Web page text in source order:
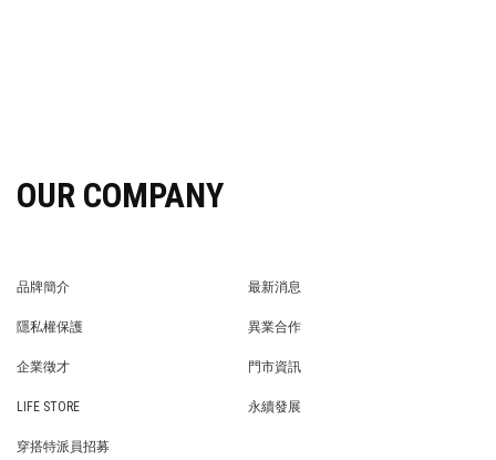
OUR COMPANY
品牌簡介
最新消息
隱私權保護
異業合作
企業徵才
門市資訊
LIFE STORE
永續發展
穿搭特派員招募